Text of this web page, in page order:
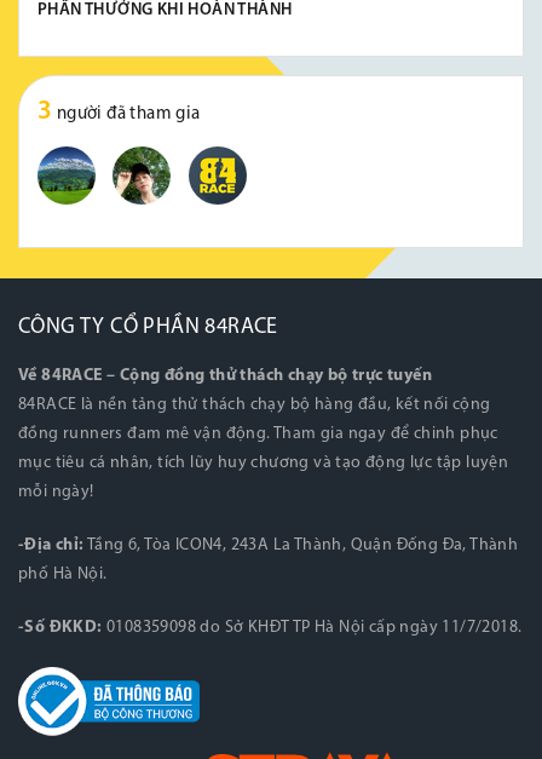
PHẦN THƯỞNG KHI HOÀN THÀNH
3 người đã tham gia
CÔNG TY CỔ PHẦN 84RACE
Về 84RACE – Cộng đồng thử thách chạy bộ trực tuyến
84RACE là nền tảng thử thách chạy bộ hàng đầu, kết nối cộng
đồng runners đam mê vận động. Tham gia ngay để chinh phục
mục tiêu cá nhân, tích lũy huy chương và tạo động lực tập luyện
mỗi ngày!
-Địa chỉ: Tầng 6, Tòa ICON4, 243A La Thành, Quận Đống Đa, Thành
phố Hà Nội.
-Số ĐKKD: 0108359098 do Sở KHĐT TP Hà Nội cấp ngày 11/7/2018.